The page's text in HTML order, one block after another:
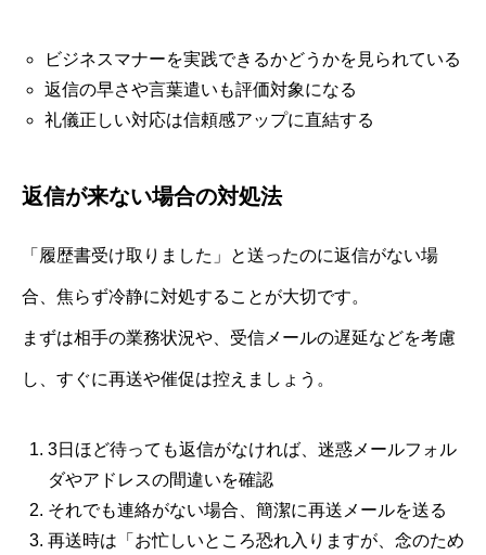
ビジネスマナーを実践できるかどうかを見られている
返信の早さや言葉遣いも評価対象になる
礼儀正しい対応は信頼感アップに直結する
返信が来ない場合の対処法
「履歴書受け取りました」と送ったのに返信がない場
合、焦らず冷静に対処することが大切です。
まずは相手の業務状況や、受信メールの遅延などを考慮
し、すぐに再送や催促は控えましょう。
3日ほど待っても返信がなければ、迷惑メールフォル
ダやアドレスの間違いを確認
それでも連絡がない場合、簡潔に再送メールを送る
再送時は「お忙しいところ恐れ入りますが、念のため